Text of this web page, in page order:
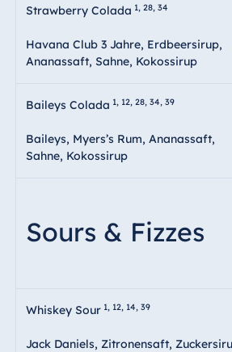
Strawberry Colada 1, 28, 34
Havana Club 3 Jahre, Erdbeersirup,
Ananassaft, Sahne, Kokossirup
Baileys Colada 1, 12, 28, 34, 39
Baileys, Myers’s Rum, Ananassaft,
Sahne, Kokossirup
Sours & Fizzes
Whiskey Sour1, 12, 14, 39
Jack Daniels, Zitronensaft,